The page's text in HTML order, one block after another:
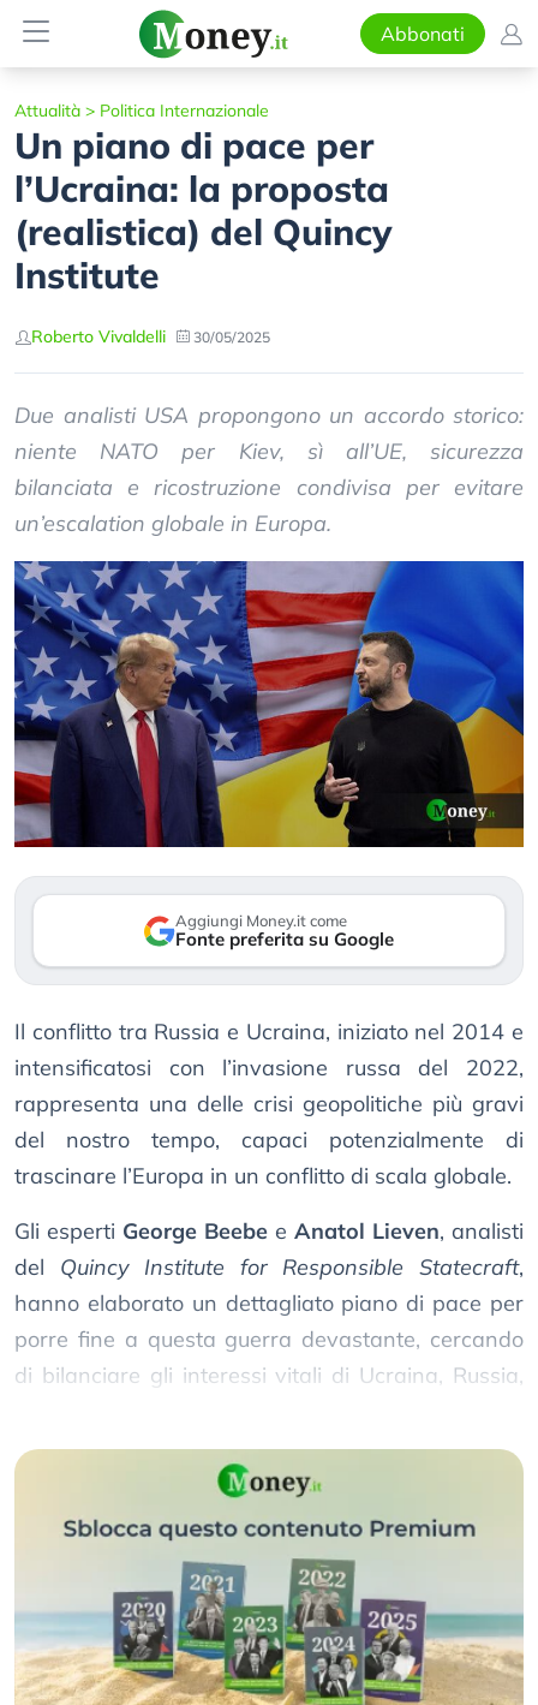
Abbonati
Attualità > Politica Internazionale
Un piano di pace per
l’Ucraina: la proposta
(realistica) del Quincy
Institute
Roberto Vivaldelli 30/05/2025
Due analisti USA propongono un accordo storico:
niente NATO per Kiev, sì all’UE, sicurezza
bilanciata e ricostruzione condivisa per evitare
un’escalation globale in Europa.
Aggiungi Money.it come
Fonte preferita su Google
Il conflitto tra Russia e Ucraina, iniziato nel 2014 e
intensificatosi con l’invasione russa del 2022,
rappresenta una delle crisi geopolitiche più gravi
del nostro tempo, capaci potenzialmente di
trascinare l’Europa in un conflitto di scala globale.
Gli esperti George Beebe e Anatol Lieven, analisti
del Quincy Institute for Responsible Statecraft,
hanno elaborato un dettagliato piano di pace per
porre fine a questa guerra devastante, cercando
di bilanciare gli interessi vitali di Ucraina, Russia,